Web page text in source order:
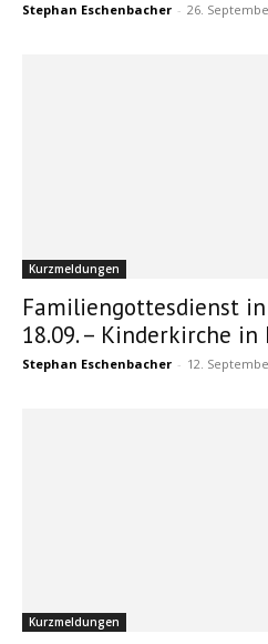
Stephan Eschenbacher - 26.
Kurzmeldungen
Familiengottesdienst
18.09. – Kinderkirche
Stephan Eschenbacher - 12.
Kurzmeldungen